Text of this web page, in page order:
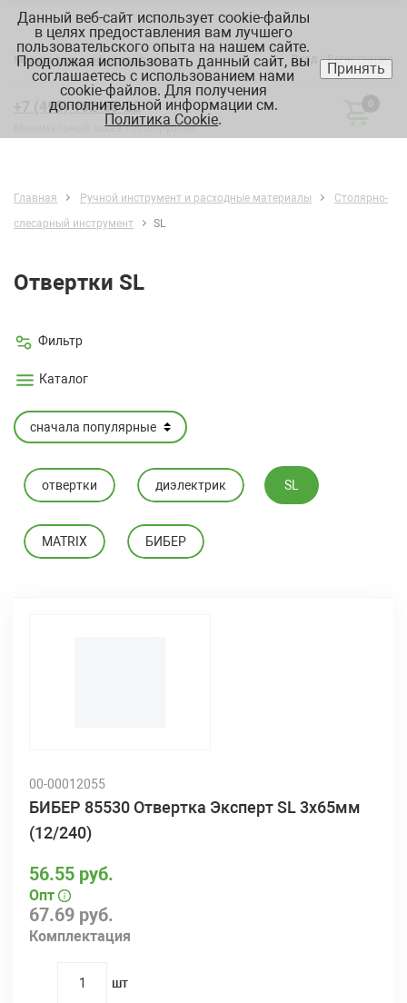
Вход Регистрация
Москва:склад, офис, график
+7 (495) 182-88-22
Минимальный заказ 10000 рублей
0
Главная Ручной инструмент и расходные материалы
Столярно-
слесарный инструмент
SL
Отвертки SL
Фильтр
Каталог
отвертки диэлектрик SL
MATRIX БИБЕР
00-00012055
БИБЕР 85530 Отвертка Эксперт SL 3х65мм
(12/240)
67.69 руб.
Комплектация
56.55 руб.
Опт
quantity
шт
Данный веб-сайт использует cookie-файлы
в целях предоставления вам лучшего
пользовательского опыта на нашем сайте.
Продолжая использовать данный сайт, вы
соглашаетесь с использованием нами
cookie-файлов. Для получения
дополнительной информации см.
Политика Cookie.
Принять